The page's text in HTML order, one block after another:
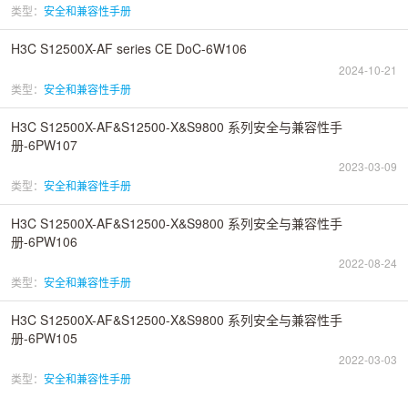
类型： 安全和兼容性手册
H3C S12500X-AF series CE DoC-6W106
2024-10-21
类型： 安全和兼容性手册
H3C S12500X-AF&S12500-X&S9800 系列安全与兼容性手
册-6PW107
2023-03-09
类型： 安全和兼容性手册
H3C S12500X-AF&S12500-X&S9800 系列安全与兼容性手
册-6PW106
2022-08-24
类型： 安全和兼容性手册
H3C S12500X-AF&S12500-X&S9800 系列安全与兼容性手
册-6PW105
2022-03-03
类型： 安全和兼容性手册